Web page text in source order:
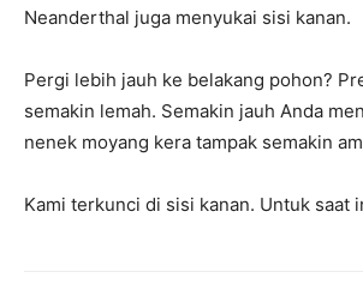
Neanderthal juga menyukai sisi kanan.
Pergi lebih jauh ke belakang pohon?
semakin lemah. Semakin jauh Anda
nenek moyang kera tampak semakin
Kami terkunci di sisi kanan. Untuk saat